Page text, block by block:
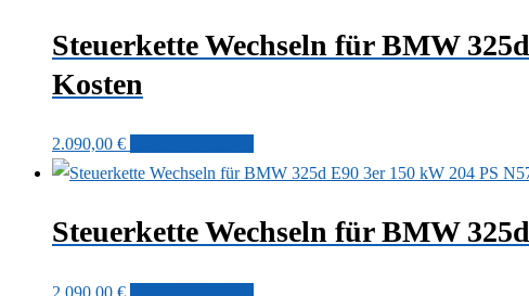
Steuerkette Wechseln für BMW
Kosten
2.090,00 €
Steuerkette Wechseln für BMW
2.090,00 €